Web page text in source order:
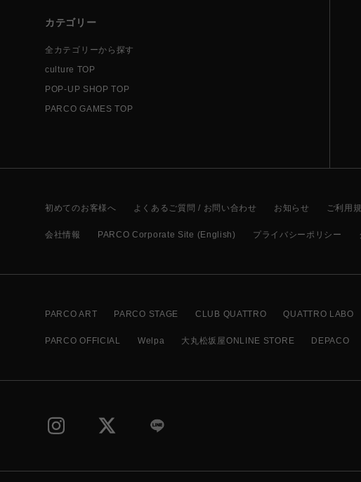
カテゴリー
全カテゴリーから探す
culture TOP
POP-UP SHOP TOP
PARCO GAMES TOP
初めてのお客様へ よくあるご質問 / お問い合わせ お知らせ ご利用
会社情報 PARCO Corporate Site (English) プライバシーポリシー
PARCO ART PARCO STAGE CLUB QUATTRO QUATTRO LABO
PARCO OFFICIAL Welpa 大丸松坂屋ONLINE STORE DEPACO